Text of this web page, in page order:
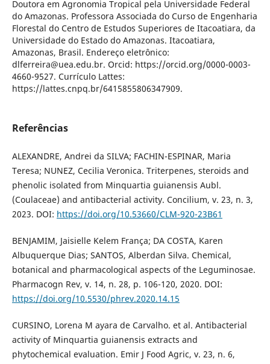
Doutora em Agronomia Tropical pela Universidade Federal
do Amazonas. Professora Associada do Curso de Engenharia
Florestal do Centro de Estudos Superiores de Itacoatiara, da
Universidade do Estado do Amazonas. Itacoatiara,
Amazonas, Brasil. Endereço eletrônico:
dlferreira@uea.edu.br. Orcid: https://orcid.org/0000-0003-
4660-9527. Currículo Lattes:
https://lattes.cnpq.br/6415855806347909.
Referências
ALEXANDRE, Andrei da SILVA; FACHIN-ESPINAR, Maria
Teresa; NUNEZ, Cecilia Veronica. Triterpenes, steroids and
phenolic isolated from Minquartia guianensis Aubl.
(Coulaceae) and antibacterial activity. Concilium, v. 23, n. 3,
2023. DOI: https://doi.org/10.53660/CLM-920-23B61
BENJAMIM, Jaisielle Kelem França; DA COSTA, Karen
Albuquerque Dias; SANTOS, Alberdan Silva. Chemical,
botanical and pharmacological aspects of the Leguminosae.
Pharmacogn Rev, v. 14, n. 28, p. 106-120, 2020. DOI:
https://doi.org/10.5530/phrev.2020.14.15
CURSINO, Lorena M ayara de Carvalho. et al. Antibacterial
activity of Minquartia guianensis extracts and
phytochemical evaluation. Emir J Food Agric, v. 23, n. 6,